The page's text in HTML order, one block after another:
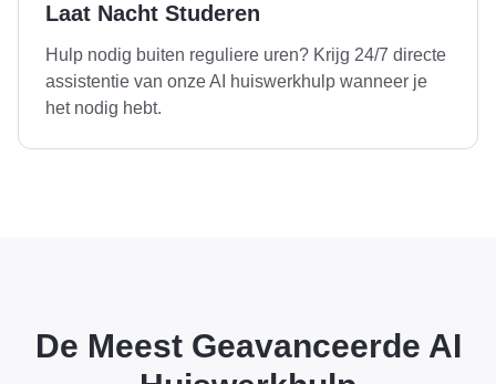
Laat Nacht Studeren
Hulp nodig buiten reguliere uren? Krijg 24/7 directe
assistentie van onze AI huiswerkhulp wanneer je
het nodig hebt.
De Meest Geavanceerde AI